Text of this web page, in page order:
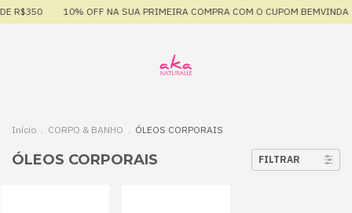
R$350 10% OFF NA SUA PRIMEIRA COMPRA COM O CUPOM BEMVINDA
Início . CORPO & BANHO . ÓLEOS CORPORAIS
ÓLEOS CORPORAIS FILTRAR